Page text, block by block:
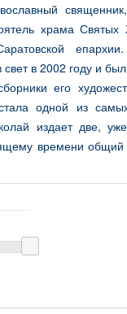
храма
в 2002 году и
его
одной из
издает две,
времени общий